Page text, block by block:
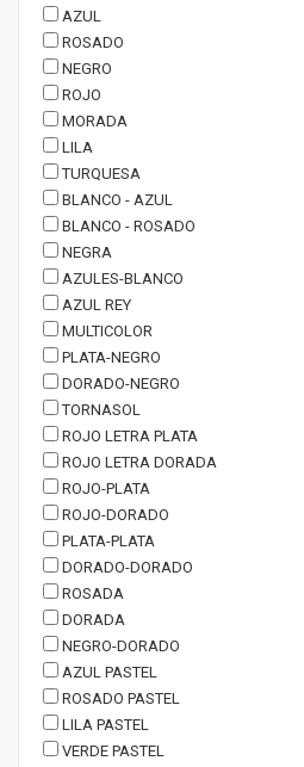
AZUL
ROSADO
NEGRO
ROJO
MORADA
LILA
TURQUESA
BLANCO - AZUL
BLANCO - ROSADO
NEGRA
AZULES-BLANCO
AZUL REY
MULTICOLOR
PLATA-NEGRO
DORADO-NEGRO
TORNASOL
ROJO LETRA PLATA
ROJO LETRA DORADA
ROJO-PLATA
ROJO-DORADO
PLATA-PLATA
DORADO-DORADO
ROSADA
DORADA
NEGRO-DORADO
AZUL PASTEL
ROSADO PASTEL
LILA PASTEL
VERDE PASTEL